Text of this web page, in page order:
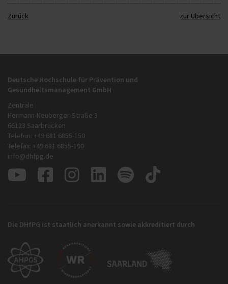
Zurück zur Übersicht
Deutsche Hochschule für Prävention und
Gesundheitsmanagement GmbH
Zentrale
Hermann-Neuberger-Straße 3
66123 Saarbrücken
Telefon: +49 681 6855-150
Telefax: +49 681 6855-190
info@dhfpg.de
Die DHfPG ist staatlich anerkannt sowie akkreditiert durch